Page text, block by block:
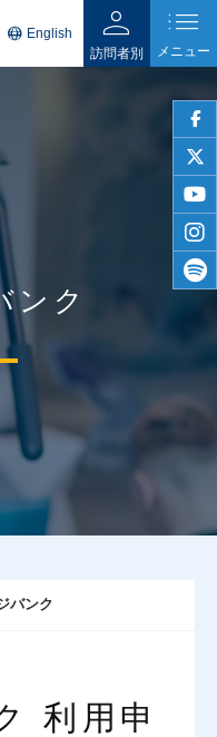
twitter
language English person
訪問者別
list
メニュー
ンク
バンク
利用申